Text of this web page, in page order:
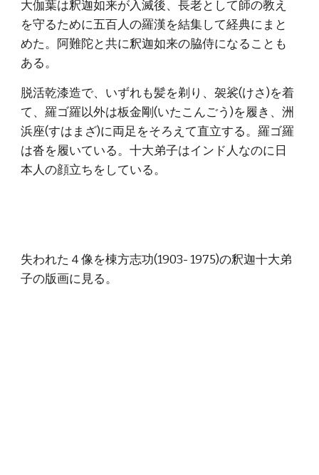
大伽葉は釈迦如来が入滅後、長老として師の教え
を守るために五百人の羅漢を結集して経典にまと
めた。阿難陀と共に釈迦如来の脇侍になることも
ある。
脱活乾漆造で、いずれも髪を剃り、袈裟(けさ)を着
て、羅ゴ羅以外は板金剛(いたこんごう)を履き、洲
浜座(すはまざ)に両足をそろえて直立する。羅ゴ羅
は沓を履いている。十大弟子はインド人なのに日
本人の顔立ちをしている。
失われた４像を棟方志功(1903- 1975)の釈迦十大弟
子の版画に見る。